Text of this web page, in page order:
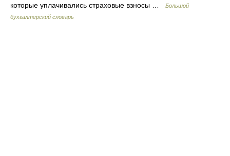
которые уплачивались страховые взносы …
Большой
бухгалтерский словарь